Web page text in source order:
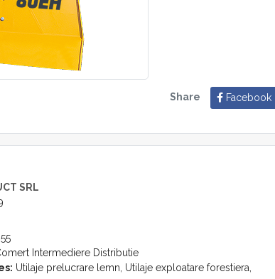
Opțional: cardan,
– în limita stocului
– echipament nou
Pentru mai multe
în intervalul orar 8-18
Share Facebook
SRL
Intermediere Distributie
Utilaje prelucrare lemn, Utilaje exploatare forestiera,